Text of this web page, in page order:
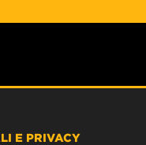
E PRIVACY